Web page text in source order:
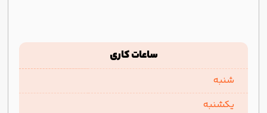
ساعات کاری
شنبه
یکشنبه